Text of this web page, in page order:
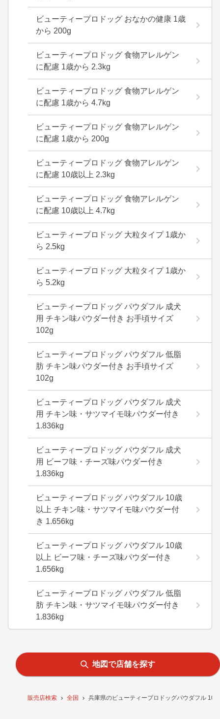
販売店検索 全国 兵庫県のビューティープロドッグパウダフル 10
ビューティープロドッグ おなかの健康 1歳
から 200g
ビューティープロドッグ 食物アレルゲン
に配慮 1歳から 2.3kg
ビューティープロドッグ 食物アレルゲン
に配慮 1歳から 4.7kg
ビューティープロドッグ 食物アレルゲン
に配慮 1歳から 200g
ビューティープロドッグ 食物アレルゲン
に配慮 10歳以上 2.3kg
ビューティープロドッグ 食物アレルゲン
に配慮 10歳以上 4.7kg
ビューティープロドッグ 大粒タイプ 1歳か
ら 2.5kg
ビューティープロドッグ 大粒タイプ 1歳か
ら 5.2kg
ビューティープロドッグ パウダフル 成犬
用 チキン味パウダー付き お手頃サイズ
102g
ビューティープロドッグ パウダフル 低脂
肪 チキン味パウダー付き お手頃サイズ
102g
ビューティープロドッグ パウダフル 成犬
用 チキン味・サツマイモ味パウダー付き
1.836kg
ビューティープロドッグ パウダフル 成犬
用 ビーフ味・チーズ味パウダー付き
1.836kg
ビューティープロドッグ パウダフル 10歳
以上 チキン味・サツマイモ味パウダー付
き 1.656kg
ビューティープロドッグ パウダフル 10歳
以上 ビーフ味・チーズ味パウダー付き
1.656kg
ビューティープロドッグ パウダフル 低脂
肪 チキン味・サツマイモ味パウダー付き
1.836kg
地図で店舗を探す